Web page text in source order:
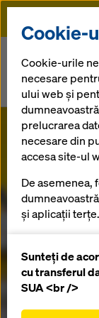
Doka
Platforma pentru
materialele din
Cookie-
Cookie-urile
necesare
ului web și
prelucrarea
necesare din
accesa site-ul
De asemenea,
și aplicații
nostru
facilitarea
Sunteți de
cu transferul
SUA <br />